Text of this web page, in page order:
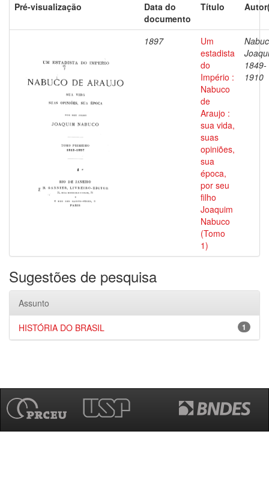
Pré-visualização
Data do
documento
Título
1897
Um
estadista
do
Império :
Nabuco
de
Araujo :
sua vida,
suas
opiniões,
sua
época,
por seu
filho
Joaquim
Nabuco
(Tomo
1)
1849-
1910
Sugestões de pesquisa
Assunto
1
HISTÓRIA DO BRASIL